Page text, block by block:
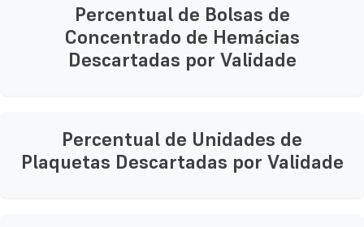
Percentual de Bolsas de
Concentrado de Hemácias
Descartadas por Validade
Percentual de Unidades de
Plaquetas Descartadas por Validade